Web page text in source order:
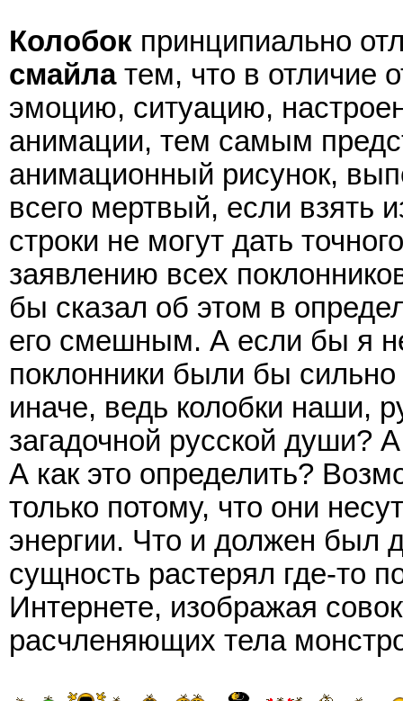
Колобок принципиально
смайлатем, что в отличие
эмоцию, ситуацию,
анимации, тем самым
анимационный рисунок,
всего мертвый, если взять
строки не могут дать
заявлению всех
бы сказал об этом в
его смешным. А если бы я
поклонники были бы
иначе, ведь колобки наши,
загадочной русской души?
А как это определить?
только потому, что они
энергии. Что и должен был
сущность растерял где-то
Интернете, изображая
расчленяющих тела